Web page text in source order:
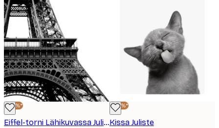
-40%*
Eiffel-torni Lähikuvassa Juliste
-40%*
Kissa Juliste